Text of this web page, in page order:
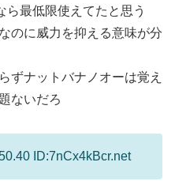
ら最低限使えてたと思う
のに威力を抑える意味が分
ずナットバナノオーは覚え
ないだろ
ID:7nCx4kBcr.net